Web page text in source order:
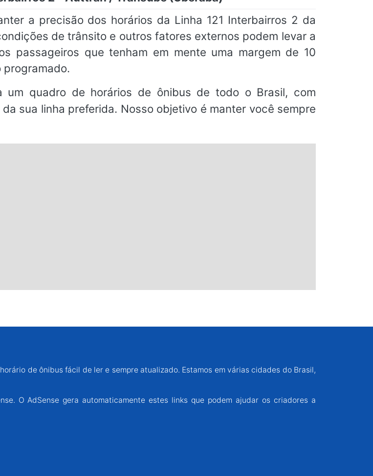
a precisão dos horários da Linha 121 Interbairros 2 da
de trânsito e outros fatores externos podem levar a
passageiros que tenham em mente uma margem de 10
programado.
um quadro de horários de ônibus de todo o Brasil, com
sua linha preferida. Nosso objetivo é manter você sempre
de ônibus fácil de ler e sempre atualizado. Estamos em várias cidades do Brasil,
O AdSense gera automaticamente estes links que podem ajudar os criadores a